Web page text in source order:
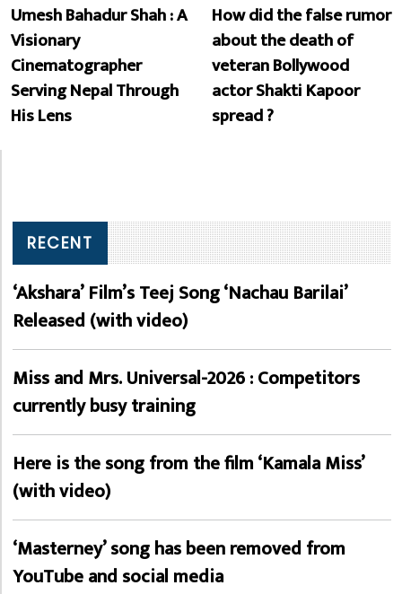
Umesh Bahadur Shah : A
Visionary
Cinematographer
Serving Nepal Through
His Lens
How did the false rumor
about the death of
veteran Bollywood
actor Shakti Kapoor
spread ?
RECENT
‘Akshara’ Film’s Teej Song ‘Nachau Barilai’
Released (with video)
Miss and Mrs. Universal-2026 : Competitors
currently busy training
Here is the song from the film ‘Kamala Miss’
(with video)
‘Masterney’ song has been removed from
YouTube and social media